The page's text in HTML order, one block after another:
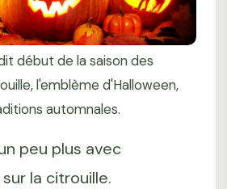
début de la saison des
l'emblème d'Halloween,
automnales.
peu plus avec
la citrouille.